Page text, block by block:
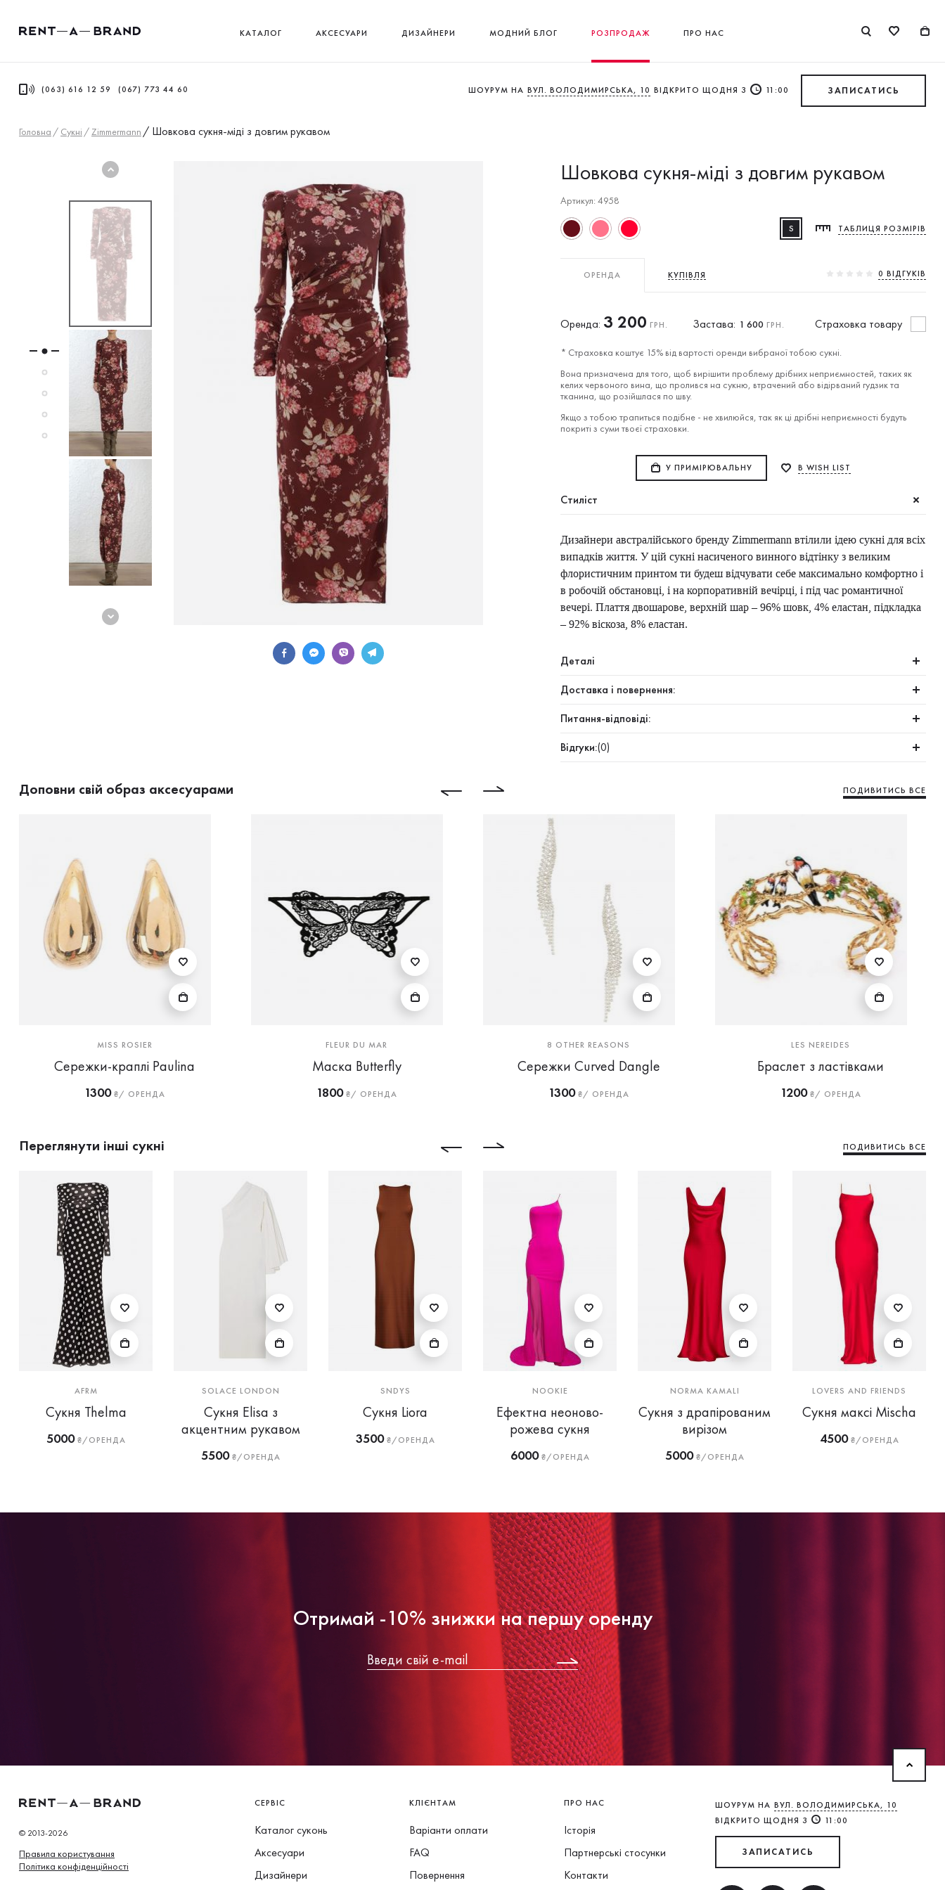
КАТАЛОГ АКСЕСУАРИ ДИЗАЙНЕРИ МОДНИЙ БЛОГ РОЗПРОДАЖ ПРО НАС
(063) 616 12 59 (067) 773 44 60 ШОУРУМ НА ВУЛ. ВОЛОДИМИРСЬКА, 10 ВІДКРИТО ЩОДНЯ З 11:00 ЗАПИСАТИСЬ
Головна / Сукнi / Zimmermann / Шовкова сукня-міді з довгим рукавом
Шовкова сукня-міді з довгим рукавом
Артикул: 4958
S ТАБЛИЦЯ РОЗМІРІВ
0 ВIДГУКIВ
ОРЕНДА КУПІВЛЯ
Оренда: 3 200 ГРН. Застава: 1 600 ГРН. Cтраховка товару
* Страховка коштує 15% від вартості оренди вибраної тобою сукні.
Вона призначена для того, щоб вирішити проблему дрібних неприємностей, таких як
келих червоного вина, що пролився на сукню, втрачений або відірваний гудзик та
тканина, що розійшлася по шву.
Якщо з тобою трапиться подібне - не хвилюйся, так як ці дрібні неприємності будуть
покриті з суми твоєї страховки.
У ПРИМІРЮВАЛЬНУ В WISH LIST
Стиліст
Дизайнери австралійського бренду Zimmermann втілили ідею сукні для всіх
випадків життя. У цій сукні насиченого винного відтінку з великим
флористичним принтом ти будеш відчувати себе максимально комфортно і
в робочій обстановці, і на корпоративній вечірці, і під час романтичної
вечері. Плаття двошарове, верхній шар – 96% шовк, 4% еластан, підкладка
– 92% віскоза, 8% еластан.
Деталі
Доставка і повернення:
Питання-відповіді:
Відгуки:(0)
Доповни свій образ аксесуарами ПОДИВИТИСЬ ВСЕ
MISS ROSIER
Сережки-краплі Paulina
1300₴/ ОРЕНДА
FLEUR DU MAR
Маска Butterfly
1800₴/ ОРЕНДА
8 OTHER REASONS
Сережки Curved Dangle
1300₴/ ОРЕНДА
LES NEREIDES
Браслет з ластівками
1200₴/ ОРЕНДА
Переглянути інші сукні ПОДИВИТИСЬ ВСЕ
AFRM
Сукня Thelma
5000₴/ОРЕНДА
SOLACE LONDON
Сукня Elisa з
акцентним рукавом
5500₴/ОРЕНДА
SNDYS
Сукня Liora
3500₴/ОРЕНДА
NOOKIE
Ефектна неоново-
рожева сукня
6000₴/ОРЕНДА
NORMA KAMALI
Сукня з драпірованим
вирізом
5000₴/ОРЕНДА
LOVERS AND FRIENDS
Сукня максі Mischa
4500₴/ОРЕНДА
Отримай -10% знижки на першу оренду
© 2013-2026
Правила користування
Політика конфіденційності
СЕРВІС
Каталог суконь
Аксесуари
Дизайнери
КЛІЄНТАМ
Варіанти оплати
FAQ
Повернення
ПРО НАС
Історія
Партнерські стосунки
Контакти
ШОУРУМ НА ВУЛ. ВОЛОДИМИРСЬКА, 10
ВІДКРИТО ЩОДНЯ З
11:00
ЗАПИСАТИСЬ